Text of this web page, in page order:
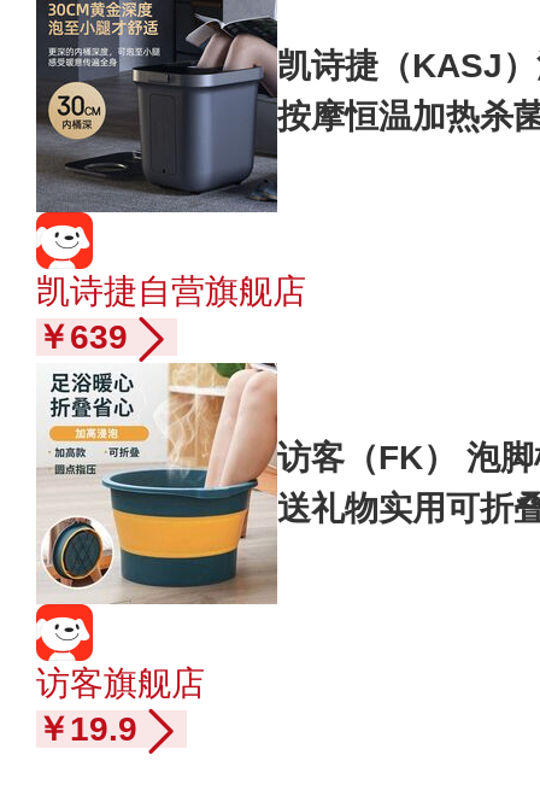
凯诗捷（KASJ
按摩恒温加热杀
凯诗捷自营旗舰店
￥639
访客（FK） 泡
送礼物实用可折
访客旗舰店
￥19.9